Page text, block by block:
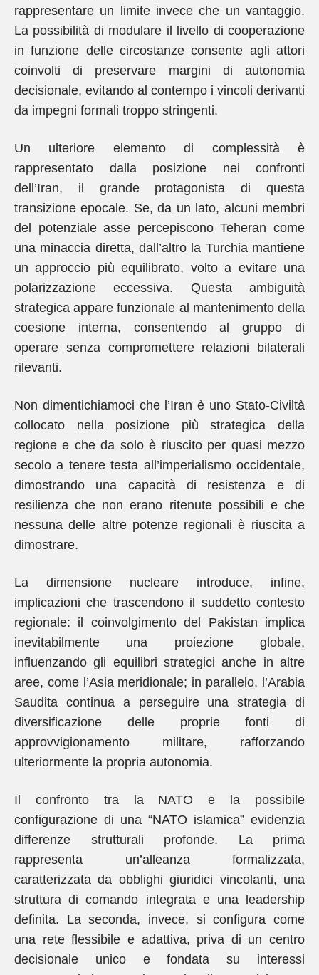
rappresentare un limite invece che un vantaggio.
La possibilità di modulare il livello di cooperazione
in funzione delle circostanze consente agli attori
coinvolti di preservare margini di autonomia
decisionale, evitando al contempo i vincoli derivanti
da impegni formali troppo stringenti.
Un ulteriore elemento di complessità è
rappresentato dalla posizione nei confronti
dell’Iran, il grande protagonista di questa
transizione epocale. Se, da un lato, alcuni membri
del potenziale asse percepiscono Teheran come
una minaccia diretta, dall’altro la Turchia mantiene
un approccio più equilibrato, volto a evitare una
polarizzazione eccessiva. Questa ambiguità
strategica appare funzionale al mantenimento della
coesione interna, consentendo al gruppo di
operare senza compromettere relazioni bilaterali
rilevanti.
Non dimentichiamoci che l’Iran è uno Stato-Civiltà
collocato nella posizione più strategica della
regione e che da solo è riuscito per quasi mezzo
secolo a tenere testa all’imperialismo occidentale,
dimostrando una capacità di resistenza e di
resilienza che non erano ritenute possibili e che
nessuna delle altre potenze regionali è riuscita a
dimostrare.
La dimensione nucleare introduce, infine,
implicazioni che trascendono il suddetto contesto
regionale: il coinvolgimento del Pakistan implica
inevitabilmente una proiezione globale,
influenzando gli equilibri strategici anche in altre
aree, come l’Asia meridionale; in parallelo, l’Arabia
Saudita continua a perseguire una strategia di
diversificazione delle proprie fonti di
approvvigionamento militare, rafforzando
ulteriormente la propria autonomia.
Il confronto tra la NATO e la possibile
configurazione di una “NATO islamica” evidenzia
differenze strutturali profonde. La prima
rappresenta un’alleanza formalizzata,
caratterizzata da obblighi giuridici vincolanti, una
struttura di comando integrata e una leadership
definita. La seconda, invece, si configura come
una rete flessibile e adattiva, priva di un centro
decisionale unico e fondata su interessi